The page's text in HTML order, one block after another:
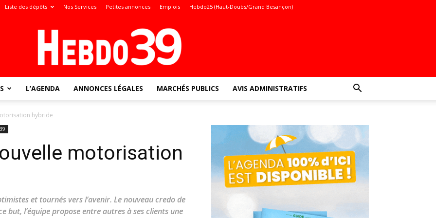
Liste des dépôts Nos Services Petites annonces Emplois Hebdo25 (Haut-Doubs/Grand Besançon)
L’AGENDA ANNONCES LÉGALES MARCHÉS PUBLICS AVIS ADMINISTRATIFS
hybride
motorisation
et tournés vers l’avenir. Le nouveau credo de
but, l’équipe propose entre autres à ses clients une